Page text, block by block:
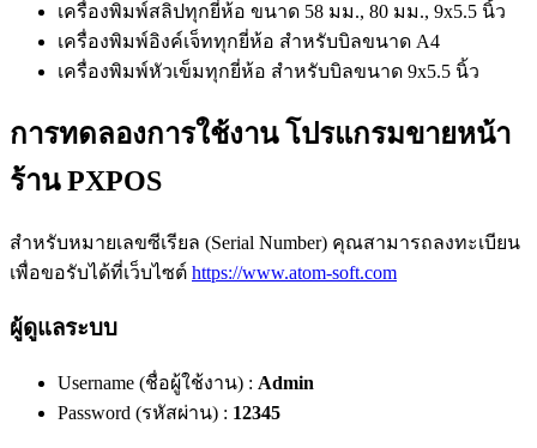
เครื่องพิมพ์สลิปทุกยี่ห้อ ขนาด 58 มม., 80 มม., 9x5.5 นิ้ว
เครื่องพิมพ์อิงค์เจ็ททุกยี่ห้อ สำหรับบิลขนาด A4
เครื่องพิมพ์หัวเข็มทุกยี่ห้อ สำหรับบิลขนาด 9x5.5 นิ้ว
การทดลองการใช้งาน โปรแกรมขายหน้า
ร้าน PXPOS
สำหรับหมายเลขซีเรียล (Serial Number) คุณสามารถลงทะเบียน
เพื่อขอรับได้ที่เว็บไซต์ https://www.atom-soft.com
ผู้ดูแลระบบ
Username (ชื่อผู้ใช้งาน) : Admin
Password (รหัสผ่าน) : 12345